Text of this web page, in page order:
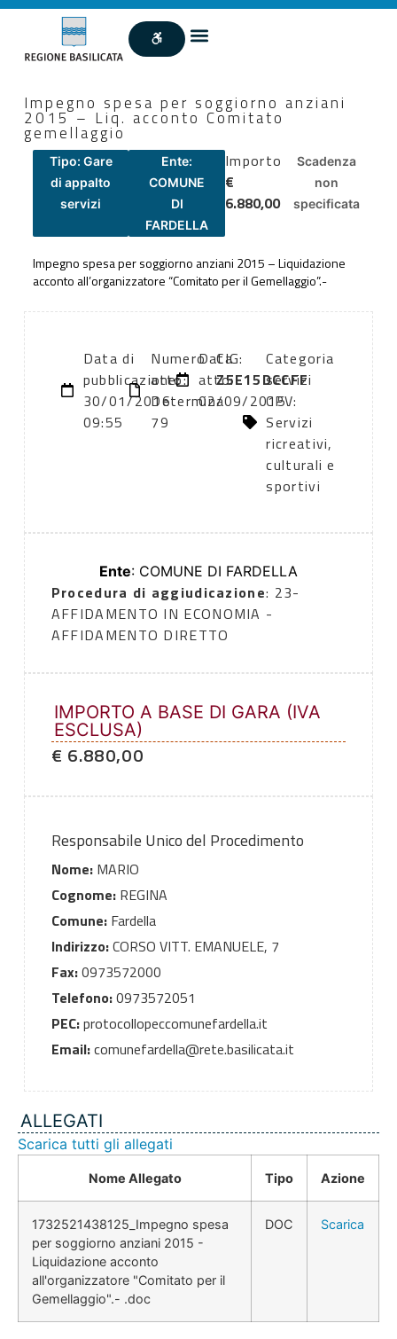
Impegno spesa per soggiorno anziani
2015 – Liq. acconto Comitato
gemellaggio
Tipo: Gare
di appalto
servizi
Ente:
COMUNE
DI
FARDELLA
Importo
€
6.880,00
Scadenza
non
specificata
Impegno spesa per soggiorno anziani 2015 – Liquidazione
acconto all’organizzatore “Comitato per il Gemellaggio”.-
Data di
pubblicazione:
30/01/2016
09:55
Numero
atto:
Determina
79
Data
atto:
02/09/2015
CIG:
Z5E15DCCFF
Categoria
servizi
CPV:
Servizi
ricreativi,
culturali e
sportivi
Ente: COMUNE DI FARDELLA
Procedura di aggiudicazione: 23-
AFFIDAMENTO IN ECONOMIA -
AFFIDAMENTO DIRETTO
IMPORTO A BASE DI GARA (IVA
ESCLUSA)
€ 6.880,00
Responsabile Unico del Procedimento
Nome:MARIO
Cognome:REGINA
Comune:Fardella
Indirizzo:CORSO VITT. EMANUELE, 7
Fax:0973572000
Telefono:0973572051
PEC:protocollopeccomunefardella.it
Email:comunefardella@rete.basilicata.it
ALLEGATI
Scarica tutti gli allegati
Nome Allegato Tipo Azione
1732521438125_Impegno spesa
per soggiorno anziani 2015 -
Liquidazione acconto
all'organizzatore "Comitato per il
Gemellaggio".- .doc
DOC Scarica